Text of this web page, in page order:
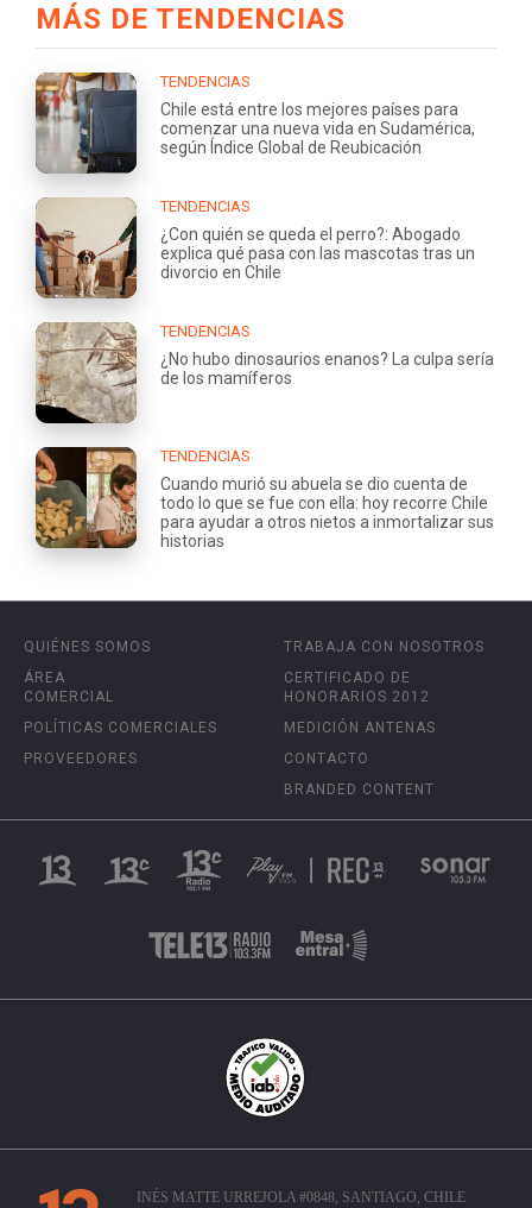
MÁS DE TENDENCIAS
TENDENCIAS
Chile está entre los mejores países para
comenzar una nueva vida en Sudamérica,
según Índice Global de Reubicación
TENDENCIAS
¿Con quién se queda el perro?: Abogado
explica qué pasa con las mascotas tras un
divorcio en Chile
TENDENCIAS
¿No hubo dinosaurios enanos? La culpa sería
de los mamíferos
TENDENCIAS
Cuando murió su abuela se dio cuenta de
todo lo que se fue con ella: hoy recorre Chile
para ayudar a otros nietos a inmortalizar sus
historias
QUIÉNES SOMOS
ÁREA
COMERCIAL
POLÍTICAS COMERCIALES
PROVEEDORES
TRABAJA CON NOSOTROS
CERTIFICADO DE
HONORARIOS 2012
MEDICIÓN ANTENAS
CONTACTO
BRANDED CONTENT
INÉS MATTE URREJOLA #0848, SANTIAGO, CHILE